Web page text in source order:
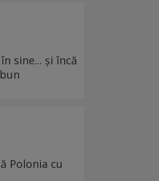
sine... și încă
Polonia cu